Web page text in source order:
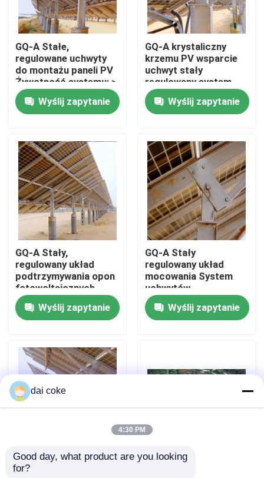
Produkty
Filmy
O nas
Wycieczka po fabryce
Kontrola jakości
Skontaktuj się z nami
Poprosić o wycenę
Wsporniki montażowe do paneli fotowoltaicznych
Regulowany wspornik panelu słonecznego
GQ-A Stałe,
regulowane uchwyty
do montażu paneli PV
Żywotność systemu: >
25 lat
Wyślij zapytanie
GQ-A krystaliczny
krzemu PV wsparcie
uchwyt stały
regulowany system
mocowania
Wyślij zapytanie
GQ-A Stały,
regulowany układ
podtrzymywania opon
fotowoltaicznych
Długoterminowy
użytkowanie: >25 lat
Wyślij zapytanie
GQ-A Stały
regulowany układ
mocowania System
uchwytów
fotowoltaicznych
Żywotność: >25 lat
Wyślij zapytanie
GQ-A Stały,
regulowany system
Opcja płatności T/T
dai coke
4:30 PM
Good day, what product are you looking
for?